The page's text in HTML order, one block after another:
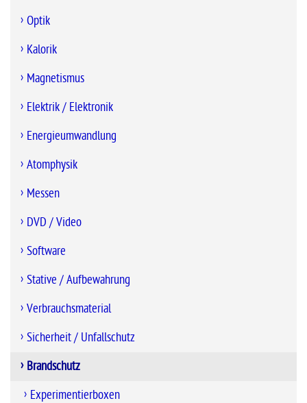
Optik
Kalorik
Magnetismus
Elektrik / Elektronik
Energieumwandlung
Atomphysik
Messen
DVD / Video
Software
Stative / Aufbewahrung
Verbrauchsmaterial
Sicherheit / Unfallschutz
Brandschutz
Experimentierboxen